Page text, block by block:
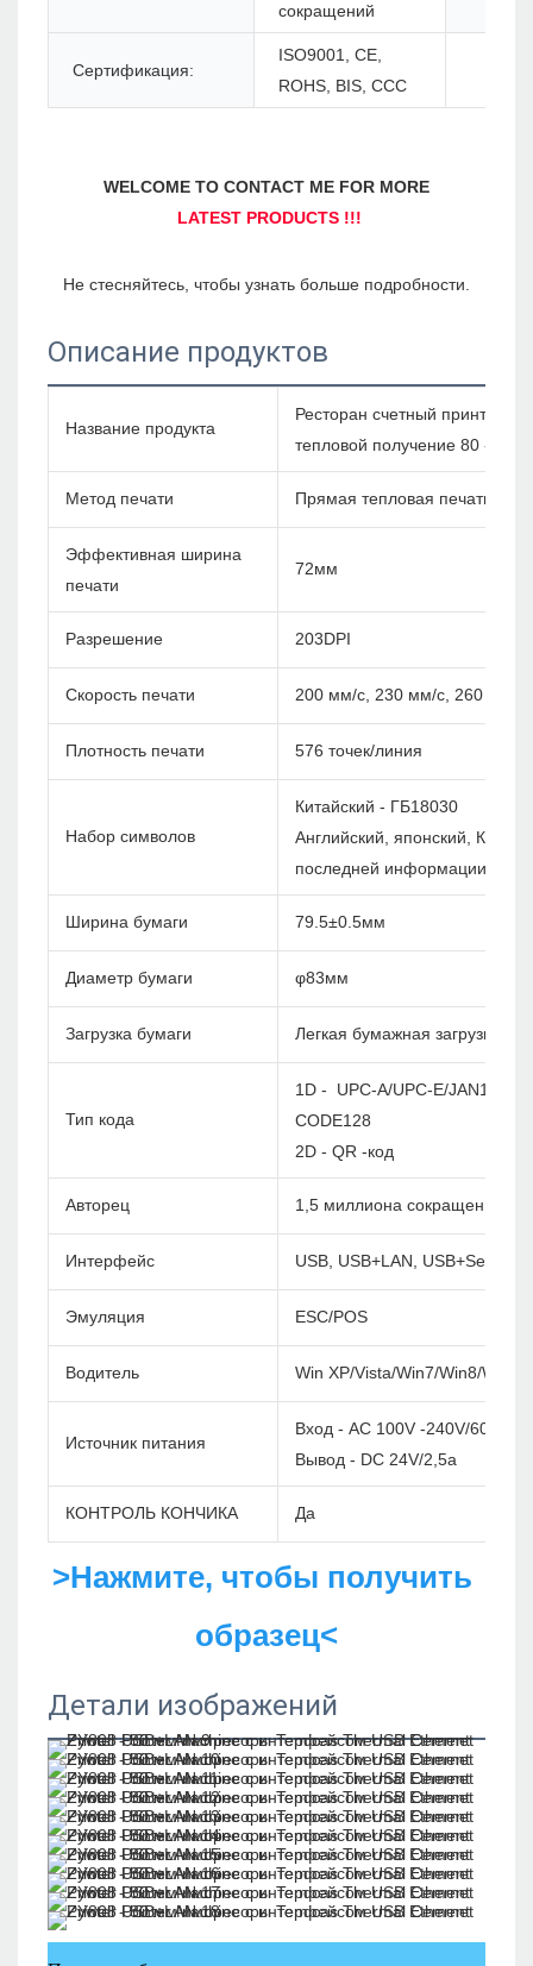
сокращений
Сертификация:
ISO9001, CE,
ROHS, BIS, CCC
Описание продуктов
Название продукта
Ресторан счетный принтер
тепловой получение 80 -мм
Метод печати Прямая тепловая печать
Эффективная ширина
печати
72мм
Разрешение 203DPI
Скорость печати 200 мм/с, 230 мм/с, 260 мм/с
Плотность печати 576 точек/линия
Набор символов
Китайский - ГБ18030
Английский, японский, Корея
последней информации)
Ширина бумаги 79.5±0.5мм
Диаметр бумаги φ83мм
Загрузка бумаги Легкая бумажная загрузка
Тип кода
1D - UPC-A/UPC-E/
CODE128
2D - QR -код
Авторец 1,5 миллиона сокращений
Интерфейс USB, USB+LAN,
Эмуляция ESC/POS
Водитель Win XP/Vista/Win7/Win8/
Источник питания
Вход - AC 100V -240V/60 Гц
Вывод - DC 24V/2,5a
КОНТРОЛЬ КОНЧИКА Да
>Нажмите, чтобы получить
образец<
Детали изображений